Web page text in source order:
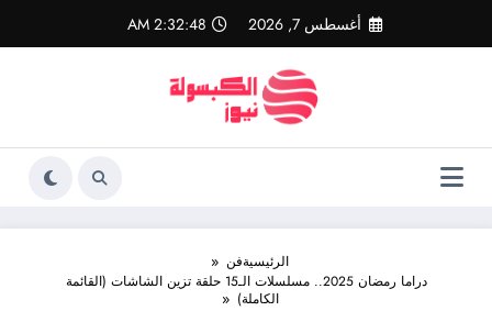
المحتوى
أغسطس 7, 2026 2:32:49 AM
الرئيسيةفن
دراما رمضان 2025.. مسلسلات الـ15 حلقة تزين الشاشات (القائمة
الكاملة)